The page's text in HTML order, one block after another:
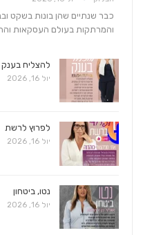
כבר שנתיים שהן בונות בשקט
והמרתקות בעולם העסקאות
להצליח בענק
יול 16, 2026
לפרוץ לרשת
יול 16, 2026
נטו, ביטחון
יול 16, 2026